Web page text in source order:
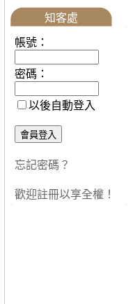
知客處
帳號：
密碼：
以後自動登入
忘記密碼？
歡迎註冊以享全權！